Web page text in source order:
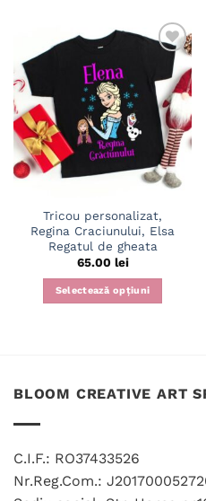
Adaugă
în
wishlist
Tricou personalizat,
Regina Craciunului, Elsa
Regatul de gheata
65.00 lei
Selectează opțiuni
multe
fi
alese
BLOOM CREATIVE ART
C.I.F.: RO37433526
Nr.Reg.Com.: